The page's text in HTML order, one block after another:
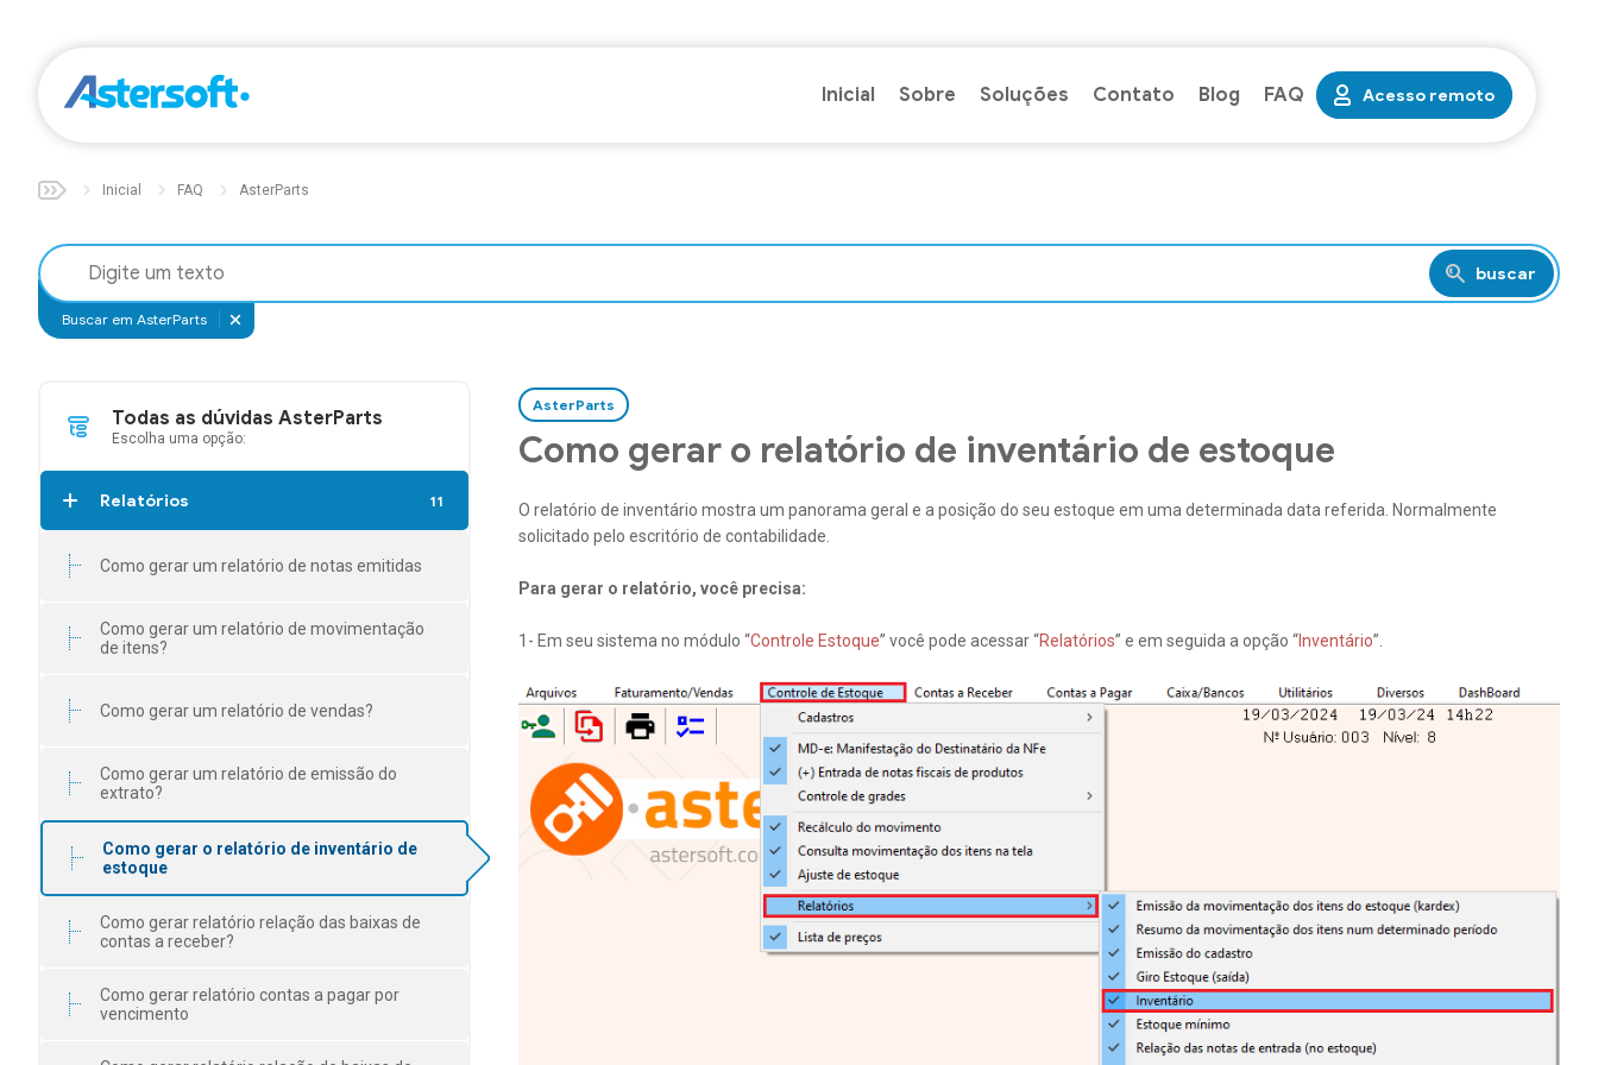
Inicial Sobre Soluções Contato Blog FAQ Acesso remoto
Inicial FAQ AsterParts
buscar
Buscar em AsterParts
AsterParts
Como gerar o relatório de inventário de estoque
O relatório de inventário mostra um panorama geral e a posição do seu estoque em uma determinada data referida. Normalmente
solicitado pelo escritório de contabilidade.
Para gerar o relatório, você precisa:
1- Em seu sistema no módulo “Controle Estoque” você pode acessar “Relatórios” e em seguida a opção “Inventário”.
Todas as dúvidas AsterParts
Escolha uma opção:
Relatórios 11
Como gerar um relatório de notas emitidas
Como gerar um relatório de movimentação
de itens?
Como gerar um relatório de vendas?
Como gerar um relatório de emissão do
extrato?
Como gerar o relatório de inventário de
estoque
Como gerar relatório relação das baixas de
contas a receber?
Como gerar relatório contas a pagar por
vencimento